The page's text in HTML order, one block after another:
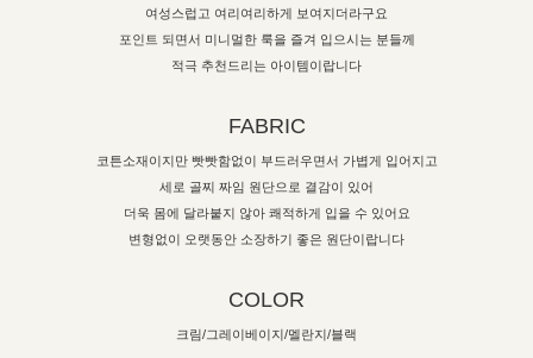
여성스럽고 여리여리하게 보여지더라구요
포인트 되면서 미니멀한 룩을 즐겨 입으시는 분들께
적극 추천드리는 아이템이랍니다
FABRIC
코튼소재이지만 빳빳함없이 부드러우면서 가볍게 입어지고
세로 골찌 짜임 원단으로 결감이 있어
더욱 몸에 달라붙지 않아 쾌적하게 입을 수 있어요
변형없이 오랫동안 소장하기 좋은 원단이랍니다
COLOR
크림/그레이베이지/멜란지/블랙